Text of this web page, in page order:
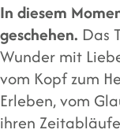
In diesem
geschehen. Das
Wunder mit
vom Kopf zum
Erleben, vom
ihren